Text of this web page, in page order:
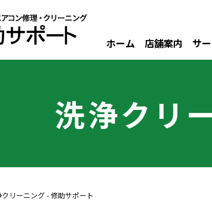
ホーム 店舗案内 サ
洗浄クリ
クリーニング - 修助サポート